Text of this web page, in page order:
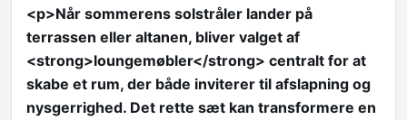
<p>Når sommerens solstråler lander på
terrassen eller altanen, bliver valget af
<strong>loungemøbler</strong> centralt for at
skabe et rum, der både inviterer til afslapning og
nysgerrighed. Det rette sæt kan transformere en